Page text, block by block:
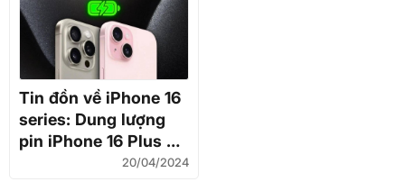
Tin đồn về iPhone 16
series: Dung lượng
pin iPhone 16 Plus sẽ
20/04/2024